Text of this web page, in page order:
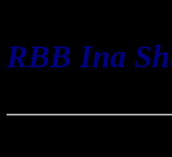
RBB Ina